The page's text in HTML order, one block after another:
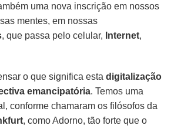
uma nova inscrição em nossos
mentes, em nossas
, que passa pelo celular, Internet,
o que significa estadigitalização
emancipatória. Temos uma
conforme chamaram os filósofos da
, como Adorno, tão forte que o